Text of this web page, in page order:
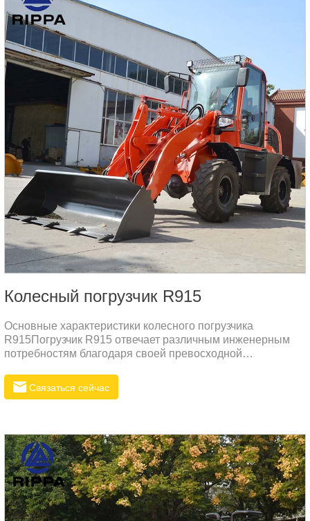
Колесный погрузчик R915
Основные характеристики колесного погрузчика
R915Погрузчик R915 отвечает различным инженерным
потребностям благодаря своей превосходной
Связаться сейчас